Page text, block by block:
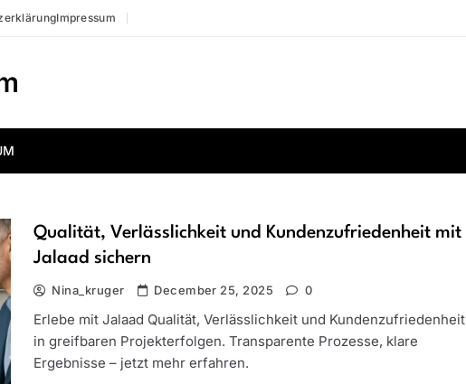
Impressum
Qualität, Verlässlichkeit und Kundenzufriedenheit mit
Jalaad sichern
Nina_kruger December 25, 2025 0
Erlebe mit Jalaad Qualität, Verlässlichkeit und Kundenzufriedenheit
in greifbaren Projekterfolgen. Transparente Prozesse, klare
Ergebnisse – jetzt mehr erfahren.